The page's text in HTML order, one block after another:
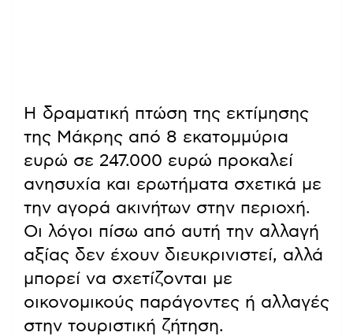
Η δραματική πτώση της εκτίμησης
της Μάκρης από 8 εκατομμύρια
ευρώ σε 247.000 ευρώ προκαλεί
ανησυχία και ερωτήματα σχετικά με
την αγορά ακινήτων στην περιοχή.
Οι λόγοι πίσω από αυτή την αλλαγή
αξίας δεν έχουν διευκρινιστεί, αλλά
μπορεί να σχετίζονται με
οικονομικούς παράγοντες ή αλλαγές
στην τουριστική ζήτηση.